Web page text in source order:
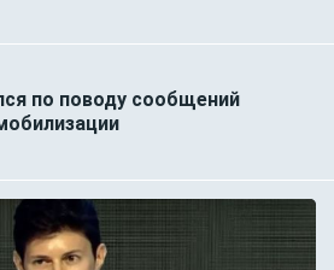
по поводу сообщений